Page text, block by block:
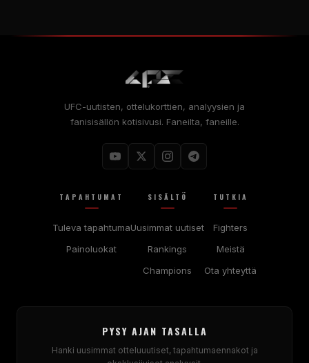
UFC-uutisten, ottelukorttien, analyysien ja
fanisisällön kotisivusi. Faneilta, faneille.
TAPAHTUMAT
Tuleva tapahtuma
Painoluokat
SISÄLTÖ
Uusimmat uutiset
Rankings
Champions
TUTKIA
Fighters
Meistä
Ota yhteyttä
PYSY AJAN TASALLA
Hanki uusimmat otteluuutiset, tapahtumaennakot ja